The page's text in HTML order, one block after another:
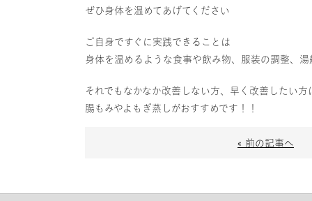
ぜひ身体を温めてあげてください
ご自身ですぐに実践できることは
身体を温めるような食事や飲み物、服装の調整、
それでもなかなか改善しない方、早く改善したい方
腸もみやよもぎ蒸しがおすすめです！！
« 前の記事へ